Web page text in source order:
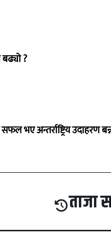
?
सफल भए अन्तर्राष्ट्रिय उदाहरण
ताजा